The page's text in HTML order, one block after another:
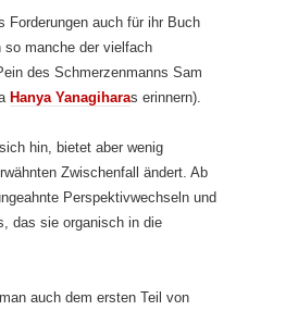
Forderungen auch für ihr Buch
so manche der vielfach
des Schmerzenmanns Sam
Hanya Yanagiharas erinnern).
hin, bietet aber wenig
Zwischenfall ändert. Ab
Perspektivwechseln und
das sie organisch in die
auch dem ersten Teil von